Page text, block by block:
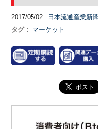
2017/05/02 日本流通産業新聞
タグ：
マーケット